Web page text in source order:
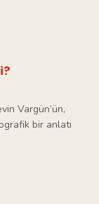
Vargün’ün,
bir anlatı